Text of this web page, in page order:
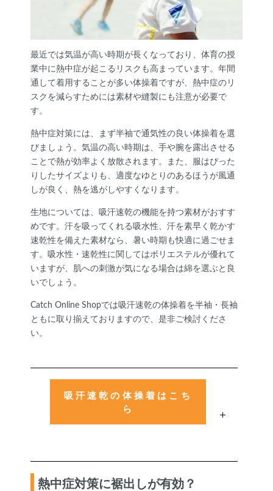
最近では気温が高い時期が長くなっており、体育の授
業中に熱中症が起こるリスクも高まっています。年間
通して着用することが多い体操着ですが、熱中症のリ
スクを減らすためには素材や縫製にも注意が必要で
す。
熱中症対策には、まず半袖で通気性の良い体操着を選
びましょう。気温の高い時期は、手や腕を露出させる
ことで熱が効率よく放散されます。また、服はぴった
りしたサイズよりも、適度なゆとりのあるほうが風通
しが良く、熱を逃がしやすくなります。
生地については、吸汗速乾の機能を持つ素材がおすす
めです。汗を吸ってくれる吸水性、汗を素早く乾かす
速乾性を備えた素材なら、暑い時期も快適に過ごせま
す。吸水性・速乾性に関してはポリエステルが優れて
いますが、肌への刺激が気になる場合は綿を選ぶと良
いでしょう。
Catch Online Shopでは吸汗速乾の体操着を半袖・長袖
ともに取り揃えておりますので、是非ご検討くださ
い。
吸汗速乾の体操着はこち
ら
熱中症対策に裾出しが有効？